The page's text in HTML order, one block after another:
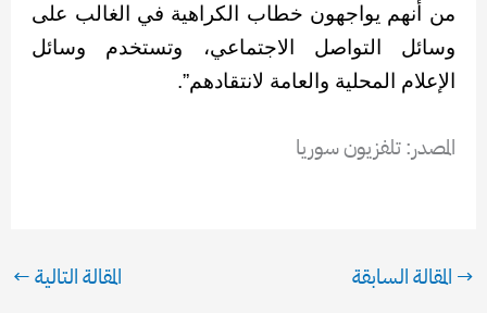
من أنهم يواجهون خطاب الكراهية في الغالب على
وسائل التواصل الاجتماعي، وتستخدم وسائل
الإعلام المحلية والعامة لانتقادهم”.
المصدر: تلفزيون سوريا
→ المقالة السابقة المقالة التالية←